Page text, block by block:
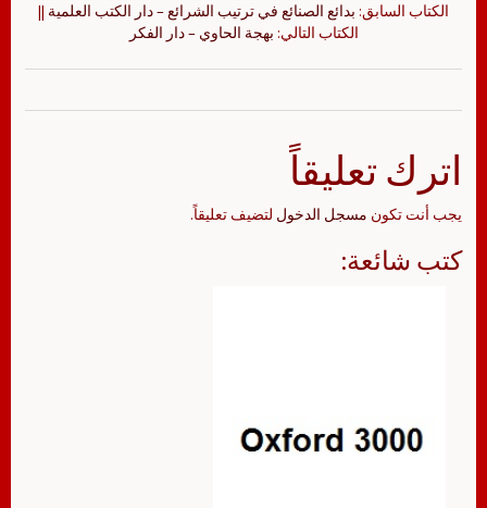
الكتاب السابق: بدائع الصنائع في ترتيب الشرائع – دار الكتب العلمية ||
الكتاب التالي: بهجة الحاوي – دار الفكر
اترك تعليقاً
يجب أنت تكون مسجل الدخول لتضيف تعليقاً.
كتب شائعة: